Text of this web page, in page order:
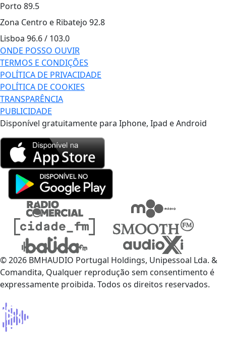
Porto 89.5
Zona Centro e Ribatejo 92.8
Lisboa 96.6 / 103.0
ONDE POSSO OUVIR
TERMOS E CONDIÇÕES
POLÍTICA DE PRIVACIDADE
POLÍTICA DE COOKIES
TRANSPARÊNCIA
PUBLICIDADE
Disponível gratuitamente para Iphone, Ipad e Android
© 2026 BMHAUDIO Portugal Holdings, Unipessoal Lda. &
Comandita, Qualquer reprodução sem consentimento é
expressamente proibida. Todos os direitos reservados.